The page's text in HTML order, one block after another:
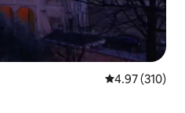
Calificación
4.97 (310)